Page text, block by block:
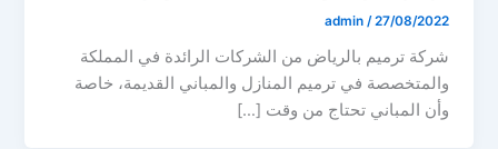
admin /27/08/2022
شركة ترميم بالرياض من الشركات الرائدة في المملكة
والمتخصصة في ترميم المنازل والمباني القديمة، خاصة
وأن المباني تحتاج من وقت […]